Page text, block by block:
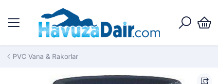
PVC Vana & Rakorlar